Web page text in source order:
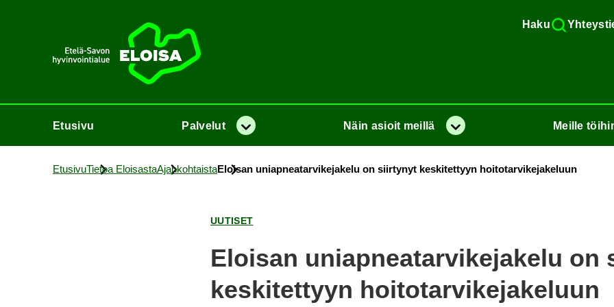
Haku
Etusi­vu
Etusi­vu Pal­ve­lut Va­lik­ko Näin asioit meil­lä Va­lik­ko Meil­le
Etusi­vuTie­toa Eloi­sas­taAjan­koh­tais­taEloi­san uniap­nea­tar­vi­ke­ja­ke­lu on siir­ty­nyt kes­ki­tet­tyyn hoi­to­tar­vi­ke­ja­ke­luun
UU­TI­SET
Eloi­san uniap­nea­tar­vi­ke­ja­ke­lu on
kes­ki­tet­tyyn hoi­to­tar­vi­ke­ja­ke­luun